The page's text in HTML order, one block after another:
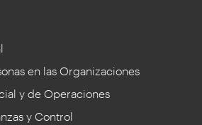
en las Organizaciones
y de Operaciones
y Control